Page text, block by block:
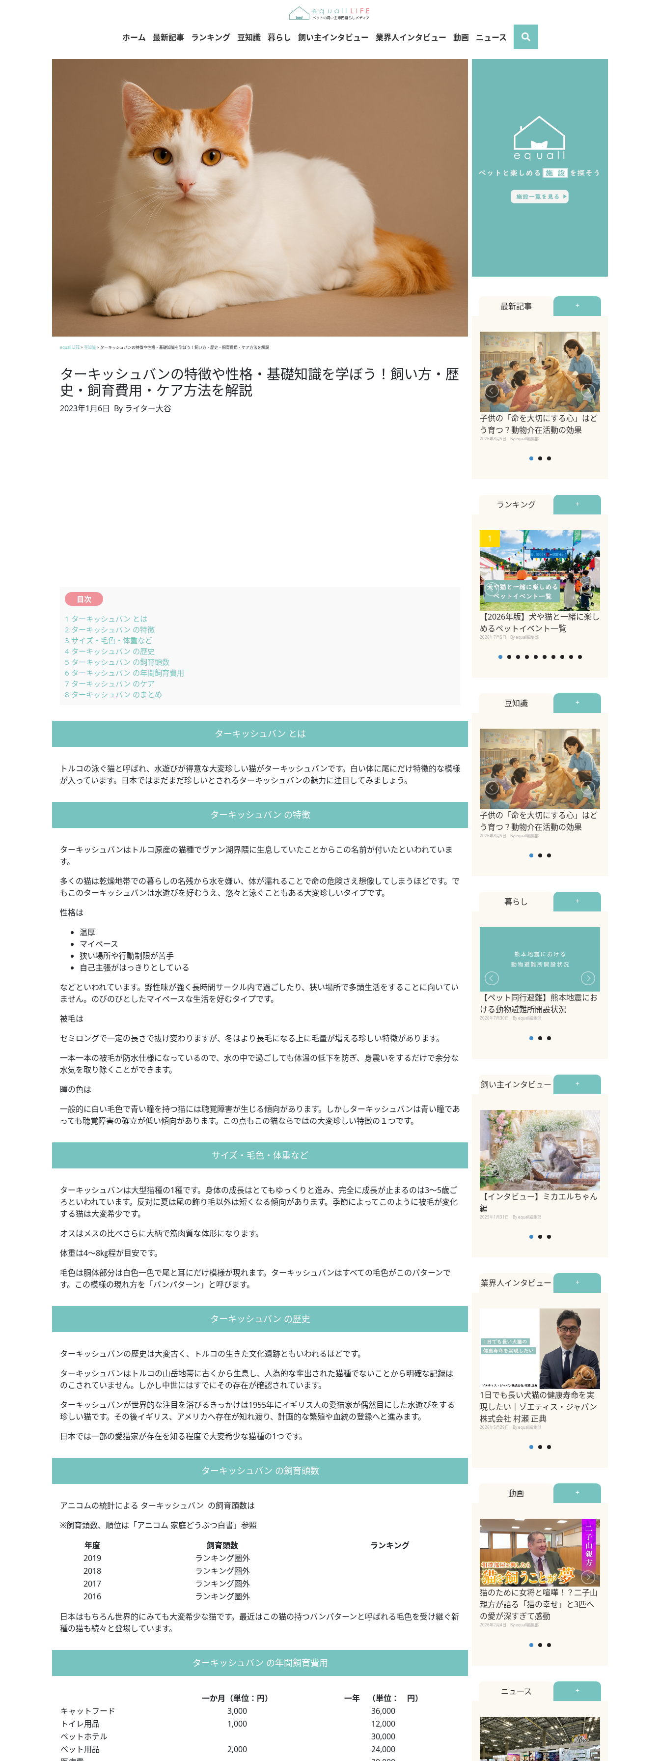
ホーム 最新記事 ランキング 豆知識 暮らし 飼い主インタビュー 業界人インタビュー 動画 ニュース
equall LIFE> 豆知識> ターキッシュバンの特徴や性格・基礎知識を学ぼう！飼い方・歴史・飼育費用・ケア方法を解説
ターキッシュバンの特徴や性格・基礎知識を学ぼう！飼い方・歴
史・飼育費用・ケア方法を解説
2023年1月6日 By ライター大谷
目次
1 ターキッシュバン とは
2 ターキッシュバン の特徴
3 サイズ・毛色・体重など
4 ターキッシュバン の歴史
5 ターキッシュバン の飼育頭数
6 ターキッシュバン の年間飼育費用
7 ターキッシュバン のケア
8 ターキッシュバン のまとめ
ターキッシュバン とは
トルコの泳ぐ猫と呼ばれ、水遊びが得意な大変珍しい猫がターキッシュバンです。白い体に尾にだけ特徴的な模様
が入っています。日本ではまだまだ珍しいとされるターキッシュバンの魅力に注目してみましょう。
ターキッシュバン の特徴
ターキッシュバンはトルコ原産の猫種でヴァン湖界隈に生息していたことからこの名前が付いたといわれていま
す。
多くの猫は乾燥地帯での暮らしの名残から水を嫌い、体が濡れることで命の危険さえ想像してしまうほどです。で
もこのターキッシュバンは水遊びを好むうえ、悠々と泳ぐこともある大変珍しいタイプです。
性格は
温厚
マイペース
狭い場所や行動制限が苦手
自己主張がはっきりとしている
などといわれています。野性味が強く長時間サークル内で過ごしたり、狭い場所で多頭生活をすることに向いてい
ません。のびのびとしたマイペースな生活を好むタイプです。
被毛は
セミロングで一定の長さで抜け変わりますが、冬はより長毛になる上に毛量が増える珍しい特徴があります。
一本一本の被毛が防水仕様になっているので、水の中で過ごしても体温の低下を防ぎ、身震いをするだけで余分な
水気を取り除くことができます。
瞳の色は
一般的に白い毛色で青い瞳を持つ猫には聴覚障害が生じる傾向があります。しかしターキッシュバンは青い瞳であ
っても聴覚障害の確立が低い傾向があります。この点もこの猫ならではの大変珍しい特徴の１つです。
サイズ・毛色・体重など
ターキッシュバンは大型猫種の1種です。身体の成長はとてもゆっくりと進み、完全に成長が止まるのは3～5歳ご
ろといわれています。反対に夏は尾の飾り毛以外は短くなる傾向があります。季節によってこのように被毛が変化
する猫は大変希少です。
オスはメスの比べさらに大柄で筋肉質な体形になります。
体重は4～8㎏程が目安です。
毛色は胴体部分は白色一色で尾と耳にだけ模様が現れます。ターキッシュバンはすべての毛色がこのパターンで
す。この模様の現れ方を「バンパターン」と呼びます。
ターキッシュバン の歴史
ターキッシュバンの歴史は大変古く、トルコの生きた文化遺跡ともいわれるほどです。
ターキッシュバンはトルコの山岳地帯に古くから生息し、人為的な輩出された猫種でないことから明確な記録は
のこされていません。しかし中世にはすでにその存在が確認されています。
ターキッシュバンが世界的な注目を浴びるきっかけは1955年にイギリス人の愛猫家が偶然目にした水遊びをする
珍しい猫です。その後イギリス、アメリカへ存在が知れ渡り、計画的な繁殖や血統の登録へと進みます。
日本では一部の愛猫家が存在を知る程度で大変希少な猫種の1つです。
ターキッシュバン の飼育頭数
アニコムの統計による ターキッシュバン の飼育頭数は
※飼育頭数、順位は「アニコム 家庭どうぶつ白書」参照
年度
飼育頭数
ランキング
2019
ランキング圏外
2018
ランキング圏外
2017
ランキング圏外
2016
ランキング圏外
日本はもちろん世界的にみても大変希少な猫です。最近はこの猫の持つバンパターンと呼ばれる毛色を受け継ぐ新
種の猫も続々と登場しています。
ターキッシュバン の年間飼育費用
一か月（単位：円）
一年 （単位： 円）
キャットフード
3,000
36,000
トイレ用品
1,000
12,000
ペットホテル
30,000
ペット用品
2,000
24,000
最新記事 +
子供の「命を大切にする心」はど
う育つ？動物介在活動の効果
2026年8月5日 By equall編集部
ランキング +
1
【2026年版】犬や猫と一緒に楽し
めるペットイベント一覧
2026年7月5日 By equall編集部
豆知識 +
子供の「命を大切にする心」はど
う育つ？動物介在活動の効果
2026年8月5日 By equall編集部
暮らし +
【ペット同行避難】熊本地震にお
ける動物避難所開設状況
2026年7月30日 By equall編集部
飼い主インタビュー +
【インタビュー】ミカエルちゃん
編
2025年1月31日 By equall編集部
業界人インタビュー +
1日でも長い犬猫の健康寿命を実
現したい｜ゾエティス・ジャパン
株式会社 村瀬 正典
2026年5月29日 By equall編集部
動画 +
猫のために女将と喧嘩！？二子山
親方が語る「猫の幸せ」と3匹へ
の愛が深すぎて感動
2026年2月4日 By equall編集部
ニュース +